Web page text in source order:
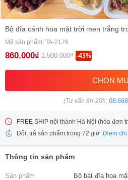
Bộ đĩa cánh hoa mặt trời men trắng
Mã sản phẩm: TA-2176
860.000₫ 1.500.000₫ -43%
CHỌN
(Tư vấn 8h-20h:
FREE SHIP nội thành Hà Nội (hóa đơn
Đổi, trả sản phẩm trong 72 giờ (Xem chi
Thông tin sản phẩm
Sản phẩm Bộ bát đĩa hoa